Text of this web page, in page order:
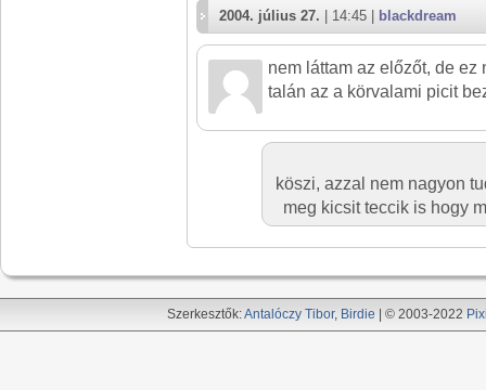
2004. július 27. | 14:45 | blackdream
nem láttam az előzőt, de ez
talán az a körvalami picit
köszi, azzal nem nagyon
meg kicsit teccik is hogy
Szerkesztők:Antalóczy Tibor, Birdie | © 2003-2022